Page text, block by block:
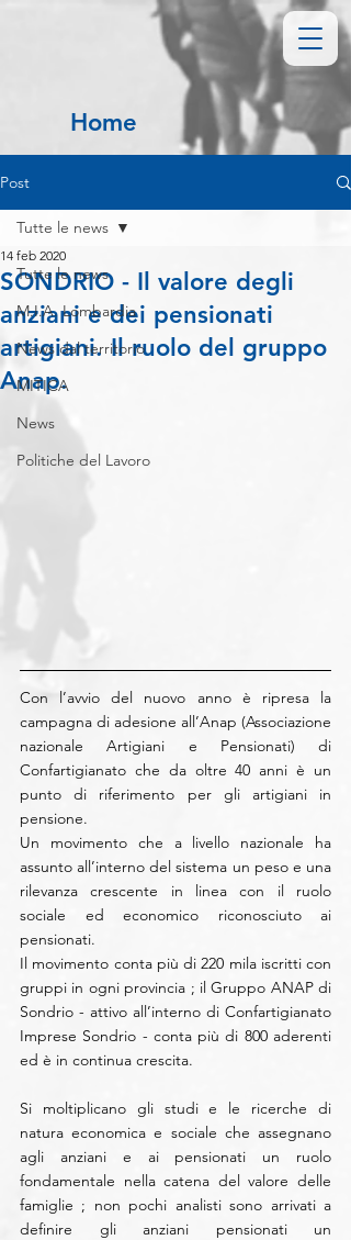
Home
Post
Tutte le news
M.I.A. Lombardia
News dal territorio
MITICA
News
Politiche del Lavoro
Tutte le news
SONDRIO - Il valore degli
anziani e dei pensionati
artigiani. Il ruolo del gruppo
Anap.
14 feb 2020
Con l’avvio del nuovo anno è ripresa la
campagna di adesione all’Anap (Associazione
nazionale Artigiani e Pensionati) di
Confartigianato che da oltre 40 anni è un
punto di riferimento per gli artigiani in
pensione.
Un movimento che a livello nazionale ha
assunto all’interno del sistema un peso e una
rilevanza crescente in linea con il ruolo
sociale ed economico riconosciuto ai
pensionati.
Il movimento conta più di 220 mila iscritti con
gruppi in ogni provincia ; il Gruppo ANAP di
Sondrio - attivo all’interno di Confartigianato
Imprese Sondrio - conta più di 800 aderenti
ed è in continua crescita.
Si moltiplicano gli studi e le ricerche di
natura economica e sociale che assegnano
agli anziani e ai pensionati un ruolo
fondamentale nella catena del valore delle
famiglie ; non pochi analisti sono arrivati a
definire gli anziani pensionati un